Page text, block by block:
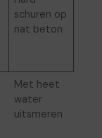
schuren op
nat beton
Met heet
water
uitsmeren